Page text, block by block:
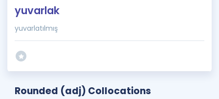
yuvarlak
yuvarlatılmış
Rounded (adj) Collocations